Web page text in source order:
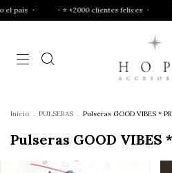
・⭐ +2000 clientes felices ・ ・🚚 Envíos a
Inicio . PULSERAS . Pulseras GOOD VIBES *
Pulseras GOOD VIBES